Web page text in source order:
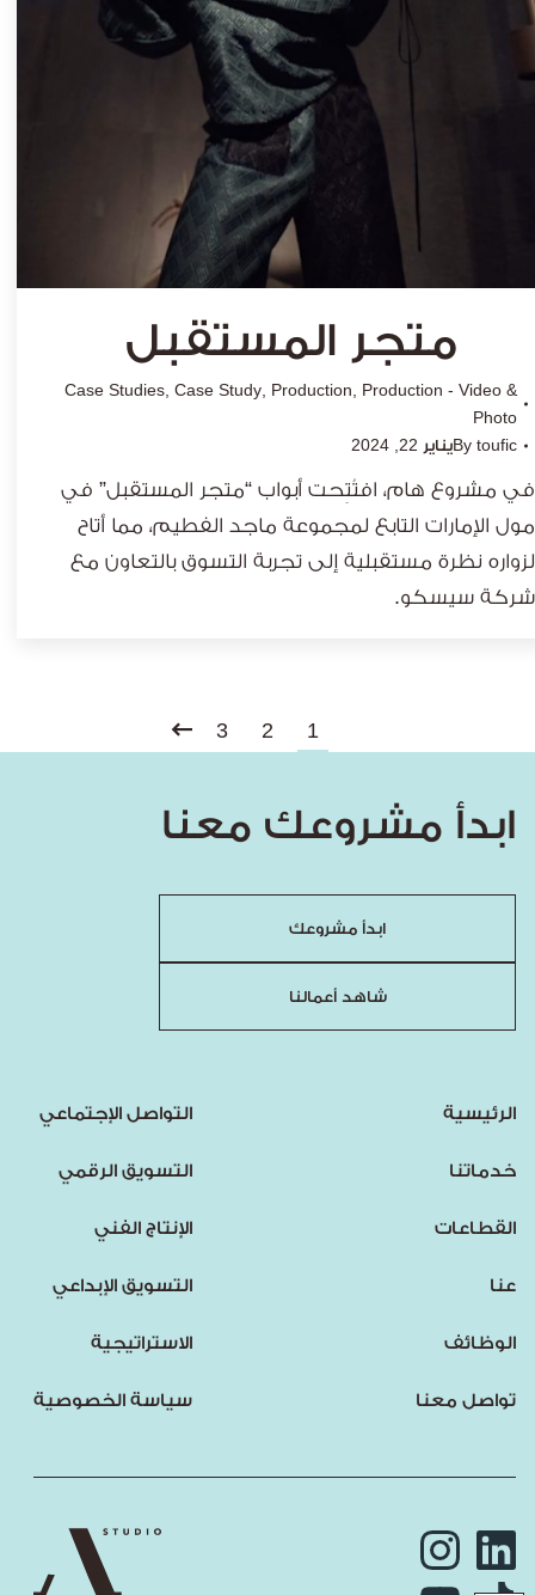
متجر المستقبل
Case Studies, Case Study, Production, Production - Video &
Photo
By toufic يناير 22, 2024
في مشروع هام، افتُتِحت أبواب “متجر المستقبل” في
مول الإمارات التابع لمجموعة ماجد الفطيم، مما أتاح
لزواره نظرة مستقبلية إلى تجربة التسوق بالتعاون مع
شركة سيسكو.
1
2
3
ابدأ مشروعك معنا
ابدأ مشروعك
شاهد أعمالنا
الرئيسية
خدماتنا
القطاعات
عنا
الوظائف
تواصل معنا
التواصل الإجتماعي
التسويق الرقمي
الإنتاج الفني
التسويق الإبداعي
الاستراتيجية
سياسة الخصوصية